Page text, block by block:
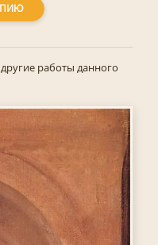
работы данного